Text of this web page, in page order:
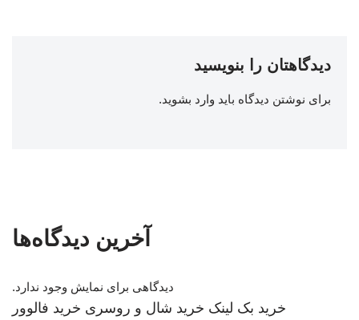
دیدگاهتان را بنویسید
برای نوشتن دیدگاه باید وارد بشوید.
آخرین دیدگاه‌ها
دیدگاهی برای نمایش وجود ندارد.
خرید بک لینک خرید شال و روسری خرید فالوور